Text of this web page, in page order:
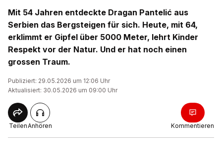
Mit 54 Jahren entdeckte Dragan Pantelić aus
Serbien das Bergsteigen für sich. Heute, mit 64,
erklimmt er Gipfel über 5000 Meter, lehrt Kinder
Respekt vor der Natur. Und er hat noch einen
grossen Traum.
Publiziert: 29.05.2026 um 12:06 Uhr
Aktualisiert: 30.05.2026 um 09:00 Uhr
TeilenAnhören Kommentieren